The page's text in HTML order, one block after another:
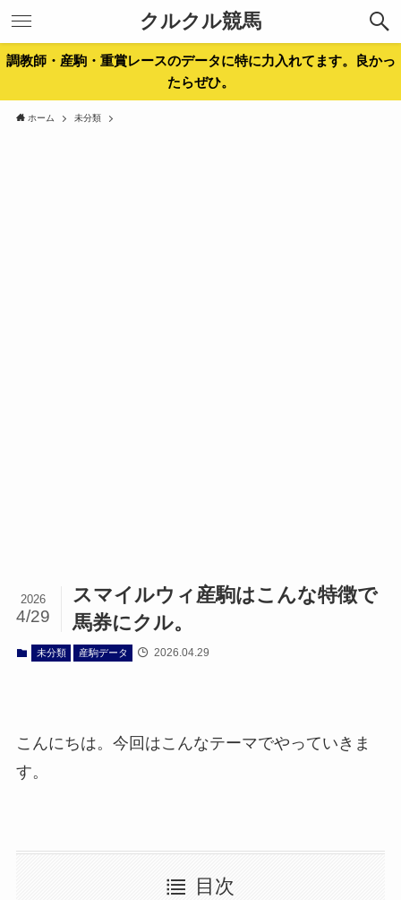
クルクル競馬
調教師・産駒・重賞レースのデータに特に力入れてます。良かっ
たらぜひ。
ホーム 未分類
スマイルウィ産駒はこんな特徴で
馬券にクル。
2026
4/29
未分類 産駒データ 2026.04.29
こんにちは。今回はこんなテーマでやっていきま
す。
目次